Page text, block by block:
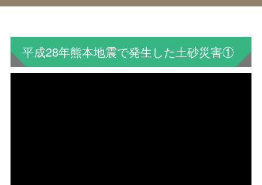
平成28年熊本地震で発生した土砂災害①